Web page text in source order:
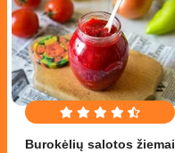
Burokėlių salotos žiemai